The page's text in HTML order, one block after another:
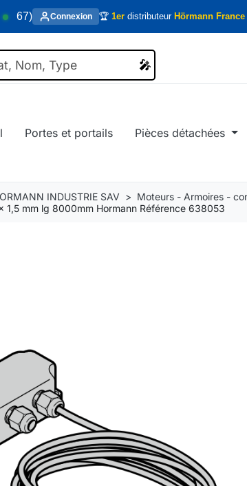
67) Connexion 🏆 1er distributeur Hörmann France
🎤
🎤
Portes et portails Pièces détachées
INDUSTRIE SAV
Moteurs - Armoires -
1,5 mm lg 8000mm Hormann Référence 638053